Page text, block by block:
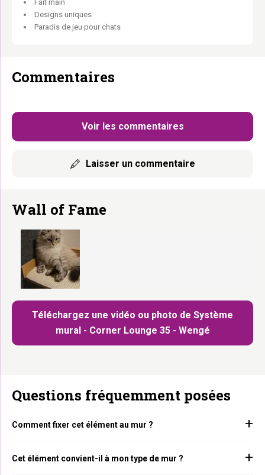
Fait main
Designs uniques
Paradis de jeu pour chats
Commentaires
Voir les commentaires
Laisser un commentaire
Wall of Fame
Téléchargez une vidéo ou photo de Système
mural - Corner Lounge 35 - Wengé
Questions fréquemment posées
Comment fixer cet élément au mur ?
Cet élément convient-il à mon type de mur ?